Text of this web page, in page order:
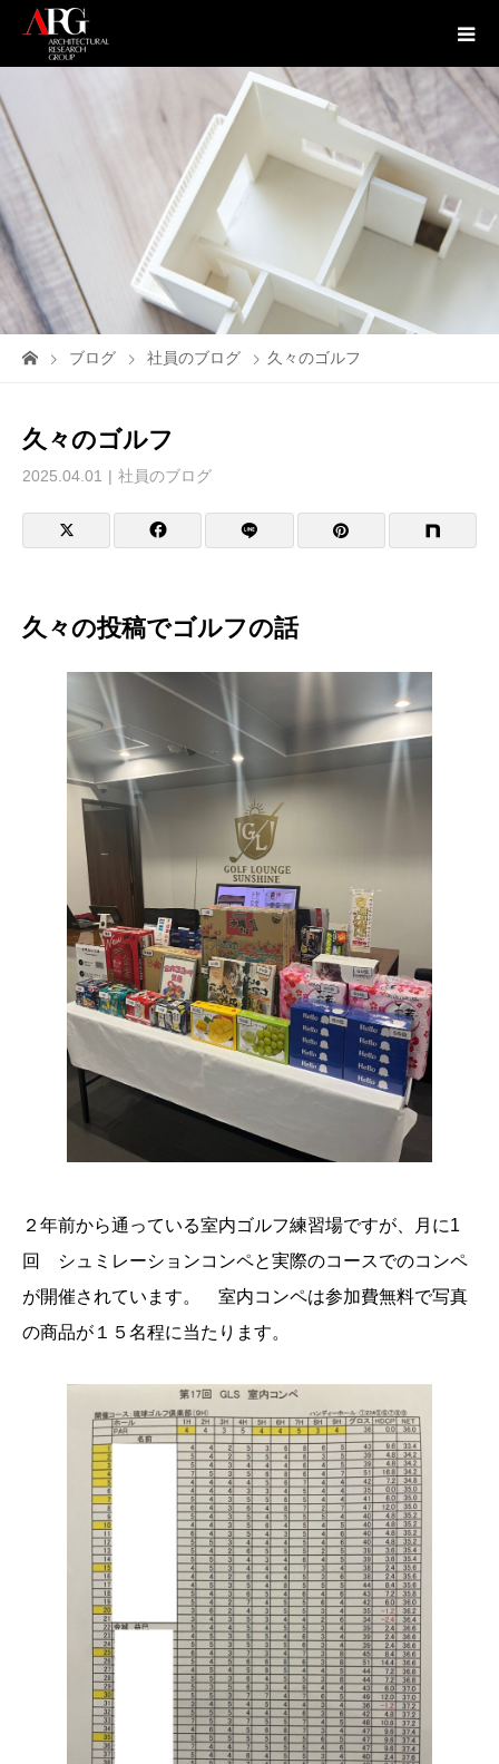
ブログ 社員のブログ 久々のゴルフ
久々のゴルフ
2025.04.01 社員のブログ
久々の投稿でゴルフの話
２年前から通っている室内ゴルフ練習場ですが、月に1
回 シュミレーションコンペと実際のコースでのコンペ
が開催されています。 室内コンペは参加費無料で写真
の商品が１５名程に当たります。